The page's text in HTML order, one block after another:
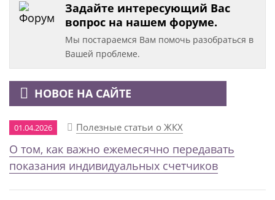
Задайте интересующий Вас
вопрос на нашем форуме.
Мы постараемся Вам помочь разобраться в
Вашей проблеме.
НОВОЕ НА САЙТЕ
01.04.2026 Полезные статьи о ЖКХ
О том, как важно ежемесячно передавать
показания индивидуальных счетчиков